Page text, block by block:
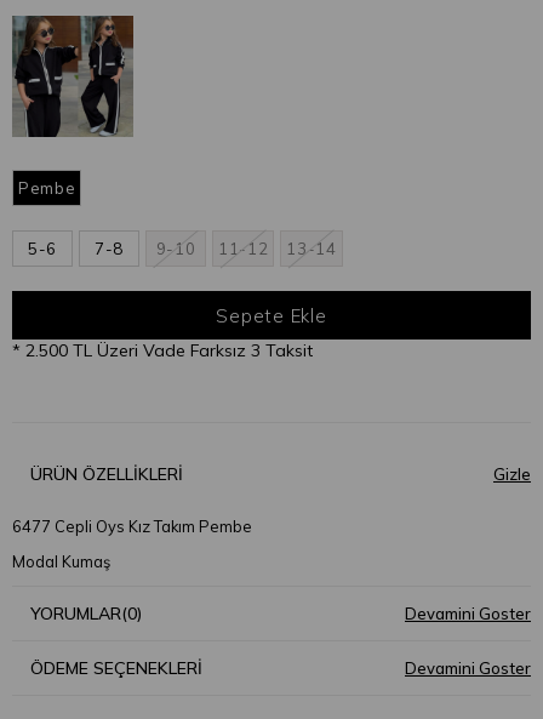
Pembe
5-6 7-8 9-10 11-12 13-14
* 2.500 TL Üzeri Vade Farksız 3 Taksit
ÜRÜN ÖZELLIKLERI
6477 Cepli Oys Kız Takım Pembe
Modal Kumaş
YORUMLAR(0)
ÖDEME SEÇENEKLERI